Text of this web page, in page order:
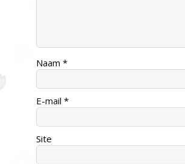
Naam *
E-mail *
Site